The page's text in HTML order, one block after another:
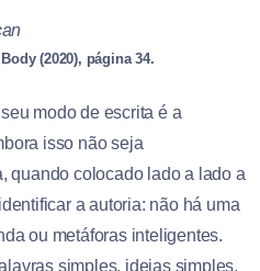
(2020), página 34.
modo de escrita é a
isso não seja
quando colocado lado a lado a
a autoria: não há uma
ou metáforas inteligentes.
simples, ideias simples,